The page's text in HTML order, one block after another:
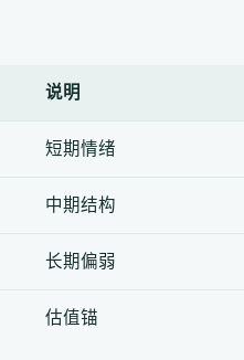
说明
短期情绪
中期结构
长期偏弱
估值锚